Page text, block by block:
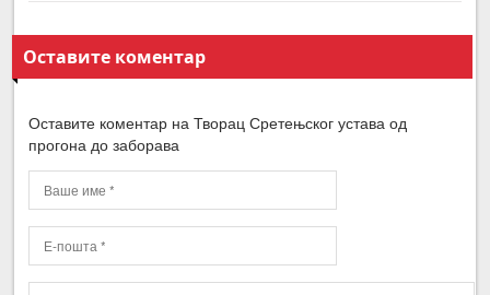
Оставите коментар
Оставите коментар на Творац Сретењског устава од
прогона до заборава